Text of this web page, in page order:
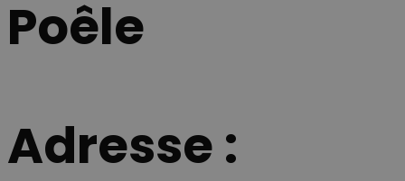
Poêle
Adresse :